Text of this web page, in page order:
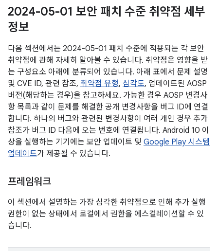
2024-05-01 보안 패치 수준 취약점 세부
정보
다음 섹션에서는 2024-05-01 패치 수준에 적용되는 각 보안
취약점에 관해 자세히 알아볼 수 있습니다. 취약점은 영향을 받
는 구성요소 아래에 분류되어 있습니다. 아래 표에서 문제 설명
및 CVE ID, 관련 참조, 취약점 유형, 심각도, 업데이트된 AOSP
버전(해당하는 경우)을 참고하세요. 가능한 경우 AOSP 변경사
항 목록과 같이 문제를 해결한 공개 변경사항을 버그 ID에 연결
합니다. 하나의 버그와 관련된 변경사항이 여러 개인 경우 추가
참조가 버그 ID 다음에 오는 번호에 연결됩니다. Android 10 이
상을 실행하는 기기에는 보안 업데이트 및 Google Play 시스템
업데이트가 제공될 수 있습니다.
프레임워크
이 섹션에서 설명하는 가장 심각한 취약점으로 인해 추가 실행
권한이 없는 상태에서 로컬에서 권한을 에스컬레이션할 수 있
습니다.